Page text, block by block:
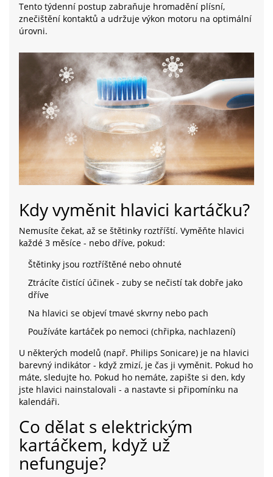
Tento týdenní postup zabraňuje hromadění plísní,
znečištění kontaktů a udržuje výkon motoru na optimální
úrovni.
Kdy vyměnit hlavici kartáčku?
Nemusíte čekat, až se štětinky roztříští. Vyměňte hlavici
každé 3 měsíce - nebo dříve, pokud:
Štětinky jsou roztříštěné nebo ohnuté
Ztrácíte čistící účinek - zuby se nečistí tak dobře jako
dříve
Na hlavici se objeví tmavé skvrny nebo pach
Používáte kartáček po nemoci (chřipka, nachlazení)
U některých modelů (např. Philips Sonicare) je na hlavici
barevný indikátor - když zmizí, je čas ji vyměnit. Pokud ho
máte, sledujte ho. Pokud ho nemáte, zapište si den, kdy
jste hlavici nainstalovali - a nastavte si připomínku na
kalendáři.
Co dělat s elektrickým
kartáčkem, když už
nefunguje?